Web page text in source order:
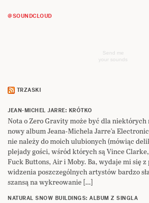
@SOUNDCLOUD
Send me
your sounds
TRZASKI
JEAN-MICHEL JARRE: KRÓTKO
Nota o Zero Gravity może być dla
nowy album Jeana-Michela Jarre’a
nie należy do moich ulubionych (mówiąc
plejady gości, wśród których są Vince
Fuck Buttons, Air i Moby. Ba, wydaje mi się
widzenia poszczególnych artystów bardzo
szansą na wykreowanie […]
NATURAL SNOW BUILDINGS: ALBUM Z SINGLA